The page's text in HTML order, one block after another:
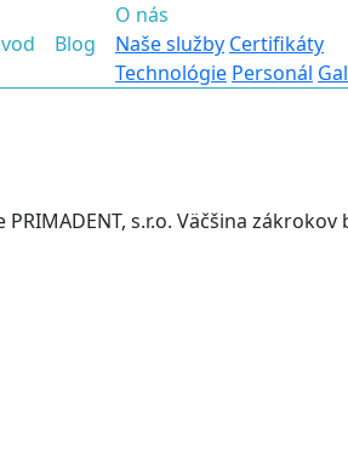
Blog
O nás
Naše služby Certifikáty
Technológie Personál
Úvod
O nás
s.r.o. Väčšina